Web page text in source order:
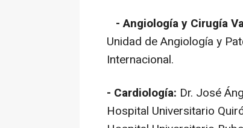
- Angiología y Cirugía
Unidad de Angiología y
Internacional.
- Cardiología: Dr. José
Hospital Universitario